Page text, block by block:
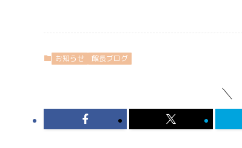
お知らせ 館長ブログ